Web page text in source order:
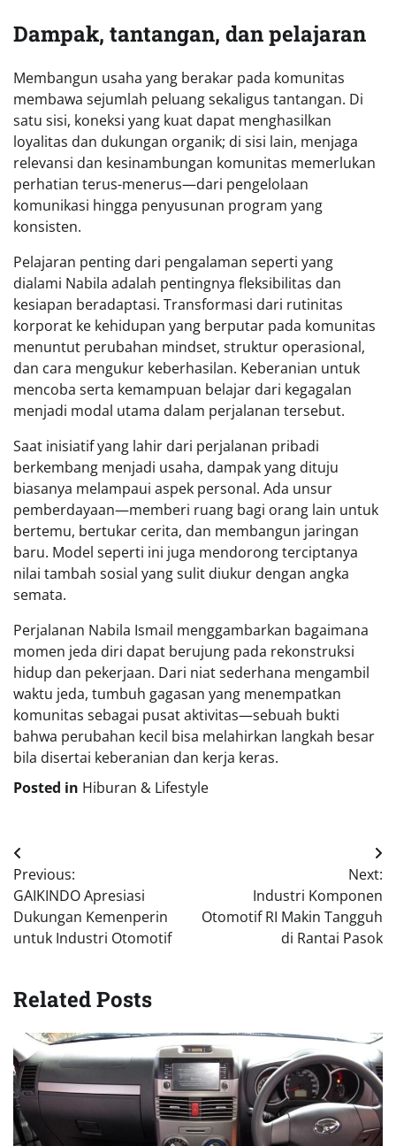
Dampak, tantangan, dan pelajaran
Membangun usaha yang berakar pada komunitas
membawa sejumlah peluang sekaligus tantangan. Di
satu sisi, koneksi yang kuat dapat menghasilkan
loyalitas dan dukungan organik; di sisi lain, menjaga
relevansi dan kesinambungan komunitas memerlukan
perhatian terus-menerus—dari pengelolaan
komunikasi hingga penyusunan program yang
konsisten.
Pelajaran penting dari pengalaman seperti yang
dialami Nabila adalah pentingnya fleksibilitas dan
kesiapan beradaptasi. Transformasi dari rutinitas
korporat ke kehidupan yang berputar pada komunitas
menuntut perubahan mindset, struktur operasional,
dan cara mengukur keberhasilan. Keberanian untuk
mencoba serta kemampuan belajar dari kegagalan
menjadi modal utama dalam perjalanan tersebut.
Saat inisiatif yang lahir dari perjalanan pribadi
berkembang menjadi usaha, dampak yang dituju
biasanya melampaui aspek personal. Ada unsur
pemberdayaan—memberi ruang bagi orang lain untuk
bertemu, bertukar cerita, dan membangun jaringan
baru. Model seperti ini juga mendorong terciptanya
nilai tambah sosial yang sulit diukur dengan angka
semata.
Perjalanan Nabila Ismail menggambarkan bagaimana
momen jeda diri dapat berujung pada rekonstruksi
hidup dan pekerjaan. Dari niat sederhana mengambil
waktu jeda, tumbuh gagasan yang menempatkan
komunitas sebagai pusat aktivitas—sebuah bukti
bahwa perubahan kecil bisa melahirkan langkah besar
bila disertai keberanian dan kerja keras.
Posted in Hiburan & Lifestyle
Navigasi
pos
Previous:
GAIKINDO Apresiasi
Dukungan Kemenperin
untuk Industri Otomotif
Next:
Industri Komponen
Otomotif RI Makin Tangguh
di Rantai Pasok
Related Posts